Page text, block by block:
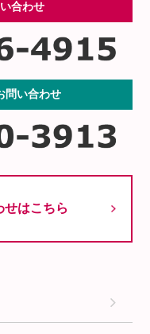
合わせ
問い合わせ
はこちら